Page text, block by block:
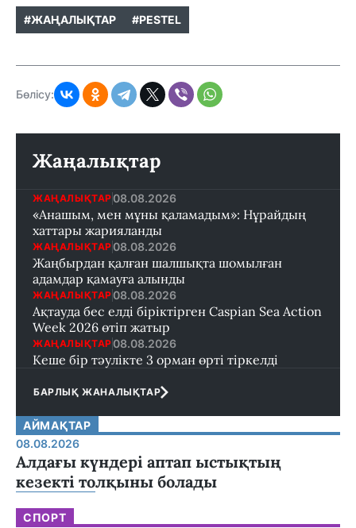
#ЖАҢАЛЫҚТАР #PESTEL
Бөлісу:
Жаңалықтар
ЖАҢАЛЫҚТАР 08.08.2026
«Анашым, мен мұны қаламадым»: Нұрайдың
хаттары жарияланды
ЖАҢАЛЫҚТАР 08.08.2026
Жаңбырдан қалған шалшықта шомылған
адамдар қамауға алынды
ЖАҢАЛЫҚТАР 08.08.2026
Ақтауда бес елді біріктірген Caspian Sea Action
Week 2026 өтіп жатыр
ЖАҢАЛЫҚТАР 08.08.2026
Кеше бір тәулікте 3 орман өрті тіркелді
БАРЛЫҚ ЖАНАЛЫҚТАР
АЙМАҚТАР
08.08.2026
Алдағы күндері аптап ыстықтың
кезекті толқыны болады
СПОРТ